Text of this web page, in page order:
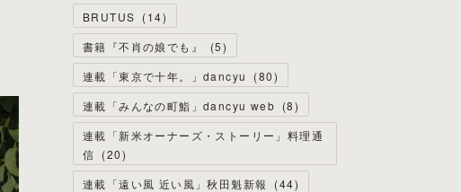
BRUTUS (14)
書籍『不肖の娘でも』
(5)
連載「東京で十年。」dancyu
(80)
連載「みんなの町鮨」dancyu web (8)
連載「新米オーナーズ・ストーリー」料理通
信 (20)
連載「遠い風 近い風」秋田魁新報
(44)